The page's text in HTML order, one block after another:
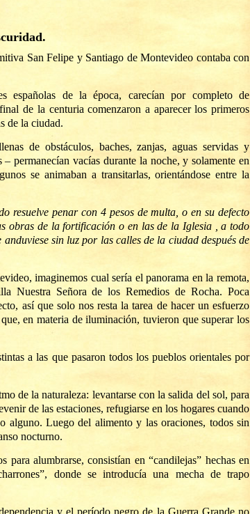
San Felipe y Santiago de Montevideo contaba con
españolas de la época, carecían por completo de
de la centuria comenzaron a aparecer los primeros
de la ciudad.
de obstáculos, baches, zanjas, aguas servidas y
permanecían vacías durante la noche, y solamente en
se animaban a transitarlas, orientándose entre la
resuelve penar con 4 pesos de multa, o en su defecto
obras de la fortificación o en las de la Iglesia , a todo
sin luz por las calles de la ciudad después de
imaginemos cual sería el panorama en la remota,
Nuestra Señora de los Remedios de Rocha. Poca
así que solo nos resta la tarea de hacer un esfuerzo
en materia de iluminación, tuvieron que superar los
a las que pasaron todos los pueblos orientales por
de la naturaleza: levantarse con la salida del sol, para
de las estaciones, refugiarse en los hogares cuando
alguno. Luego del alimento y las oraciones, todos sin
nocturno.
para alumbrarse, consistían en “candilejas” hechas en
donde se introducía una mecha de trapo
y el período negro de la Guerra Grande no